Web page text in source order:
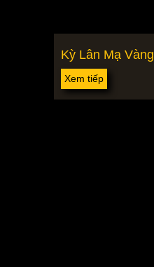
Kỳ Lân Mạ Vàng
Xem tiếp